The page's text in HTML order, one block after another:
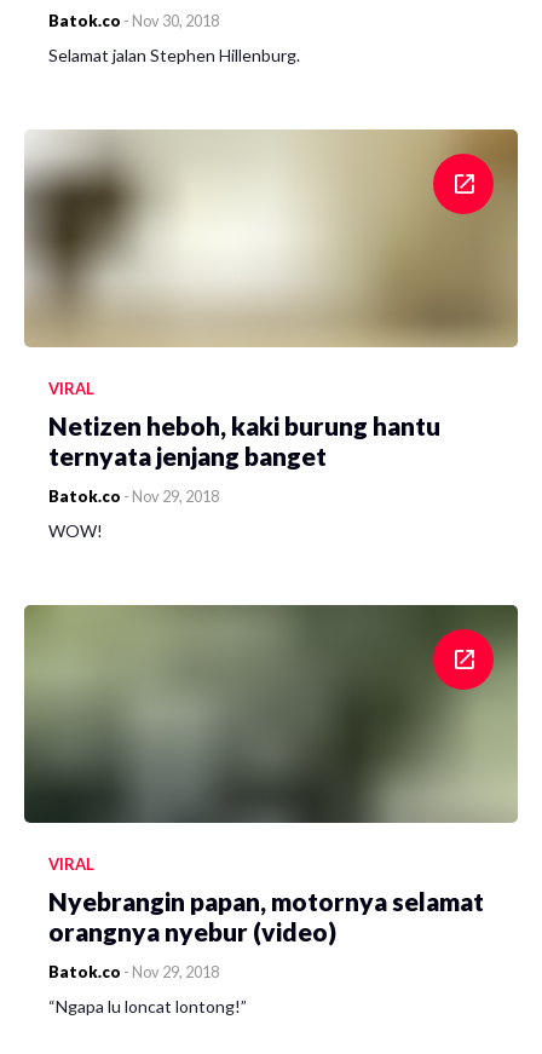
Batok.co - Nov 30, 2018
Selamat jalan Stephen Hillenburg.
VIRAL
Netizen heboh, kaki burung hantu
ternyata jenjang banget
Batok.co - Nov 29, 2018
WOW!
VIRAL
Nyebrangin papan, motornya selamat
orangnya nyebur (video)
Batok.co - Nov 29, 2018
“Ngapa lu loncat lontong!”